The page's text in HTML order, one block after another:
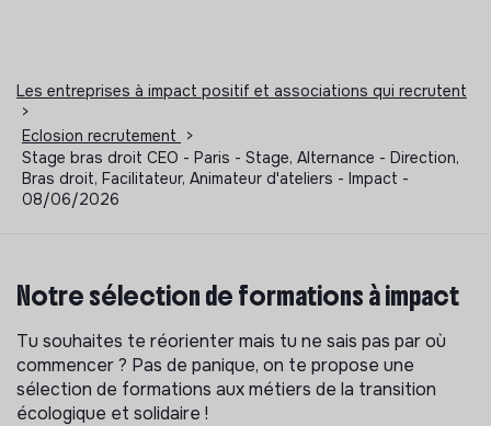
Les entreprises à impact positif et associations qui recrutent
>
Eclosion recrutement
>
Stage bras droit CEO - Paris - Stage, Alternance - Direction,
Bras droit, Facilitateur, Animateur d'ateliers - Impact -
08/06/2026
Notre sélection de formations à impact
Tu souhaites te réorienter mais tu ne sais pas par où
commencer ? Pas de panique, on te propose une
sélection de formations aux métiers de la transition
écologique et solidaire !